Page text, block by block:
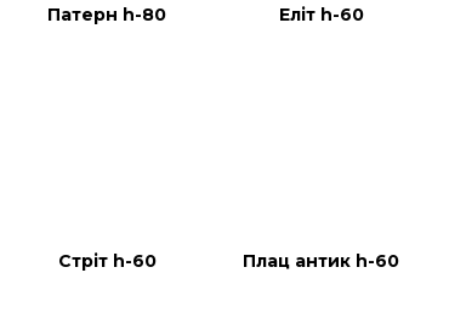
Патерн h-80 Еліт h-60
Стріт h-60 Плац антик h-60